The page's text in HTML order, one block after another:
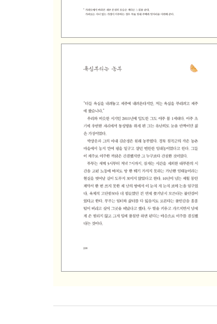
제주 로맨스
토박이와 텃세
그냥 사 먹는 게 낫겠어!
‘조수리의 아침’
대망의 이장 선거
우리 동네 맞춤 우체통
조수리 TV 출연 소동
비가 안 오면 열매는 달다?
제주도 귀농 5년 차 농부
두 남자의 제주 유람
욕심부리는 농부
제주것과 육지것